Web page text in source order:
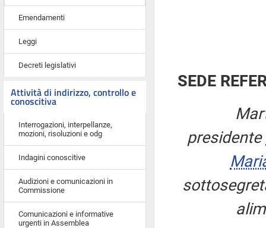
Emendamenti
Leggi
Decreti legislativi
Attività di indirizzo, controllo e
conoscitiva
Interrogazioni, interpellanze,
mozioni, risoluzioni e odg
Indagini conoscitive
Audizioni e comunicazioni in
Commissione
Comunicazioni e informative
urgenti in Assemblea
SEDE
presidente